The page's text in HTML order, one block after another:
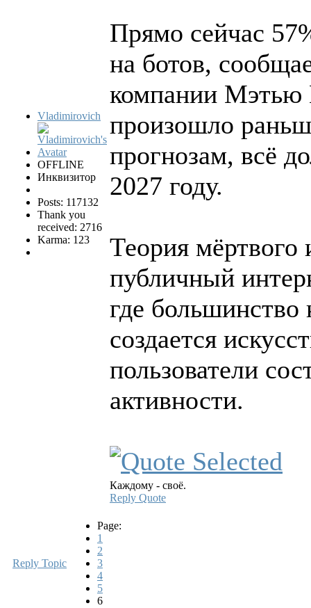
Vladimirovich
OFFLINE
Инквизитор
Posts: 117132
Thank you
received: 2716
Karma: 123
Прямо сейчас
на ботов,
компании Мэтью
произошло
прогнозам, всё
2027 году.
Теория мёртвого
публичный
где большинство
создается
пользователи
активности.
Каждому - своё.
Reply Quote
Reply Topic
Page:
1
2
3
4
5
6